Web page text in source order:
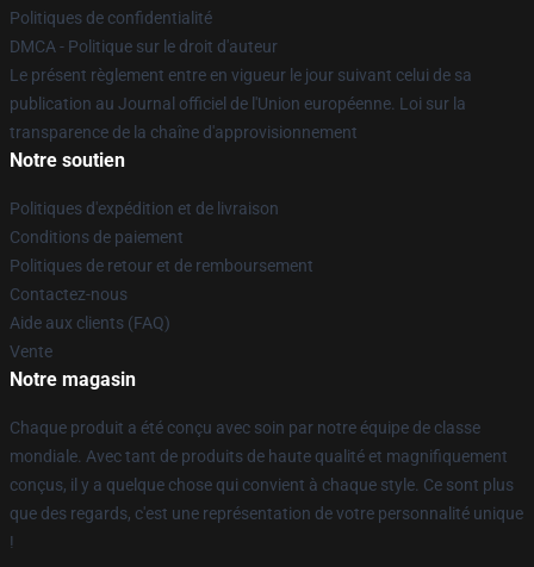
Politiques de confidentialité
DMCA - Politique sur le droit d'auteur
Le présent règlement entre en vigueur le jour suivant celui de sa
publication au Journal officiel de l'Union européenne. Loi sur la
transparence de la chaîne d'approvisionnement
Notre soutien
Politiques d'expédition et de livraison
Conditions de paiement
Politiques de retour et de remboursement
Contactez-nous
Aide aux clients (FAQ)
Vente
Notre magasin
Chaque produit a été conçu avec soin par notre équipe de classe
mondiale. Avec tant de produits de haute qualité et magnifiquement
conçus, il y a quelque chose qui convient à chaque style. Ce sont plus
que des regards, c'est une représentation de votre personnalité unique
!